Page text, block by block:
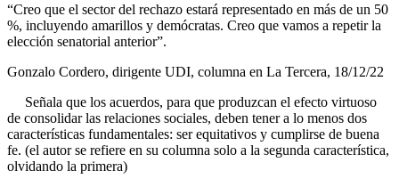
“Creo que el sector del rechazo estará representado en más de un 50
%, incluyendo amarillos y demócratas. Creo que vamos a repetir la
elección senatorial anterior”.
Gonzalo Cordero, dirigente UDI, columna en La Tercera, 18/12/22
Señala que los acuerdos, para que produzcan el efecto virtuoso
de consolidar las relaciones sociales, deben tener a lo menos dos
características fundamentales: ser equitativos y cumplirse de buena
fe. (el autor se refiere en su columna solo a la segunda característica,
olvidando la primera)